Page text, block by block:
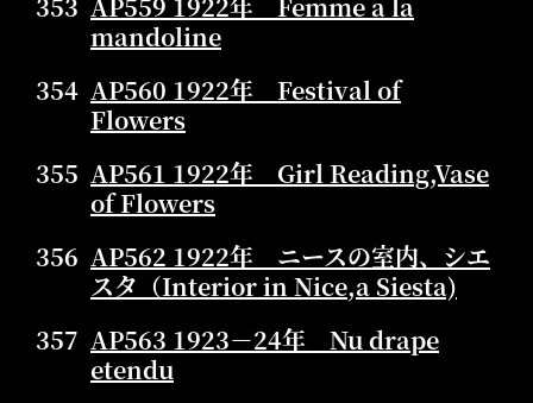
mandoline
354 AP560 1922年 Festival of
Flowers
355 AP561 1922年 Girl Reading,Vase
of Flowers
356 AP562 1922年 ニースの室内、シエ
スタ（Interior in Nice,a Siesta)
357 AP563 1923－24年 Nu drape
etendu